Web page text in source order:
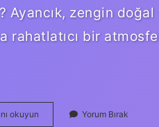
Ayancık, zengin
rahatlatıcı bir
okuyun Yorum Bırak